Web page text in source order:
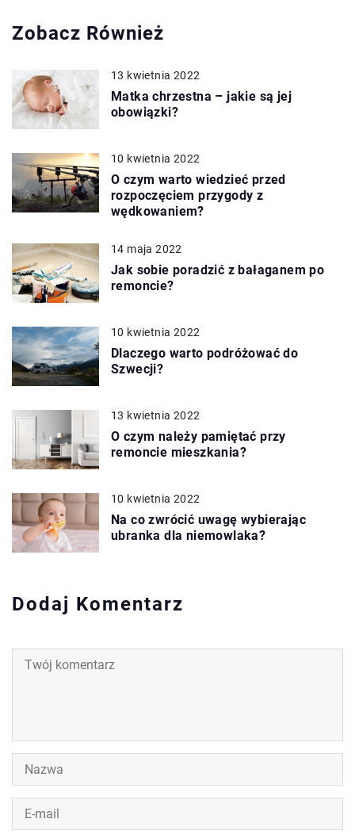
Zobacz Również
13 kwietnia 2022
Matka chrzestna – jakie są jej
obowiązki?
10 kwietnia 2022
O czym warto wiedzieć przed
rozpoczęciem przygody z
wędkowaniem?
14 maja 2022
Jak sobie poradzić z bałaganem po
remoncie?
10 kwietnia 2022
Dlaczego warto podróżować do
Szwecji?
13 kwietnia 2022
O czym należy pamiętać przy
remoncie mieszkania?
10 kwietnia 2022
Na co zwrócić uwagę wybierając
ubranka dla niemowlaka?
Dodaj Komentarz